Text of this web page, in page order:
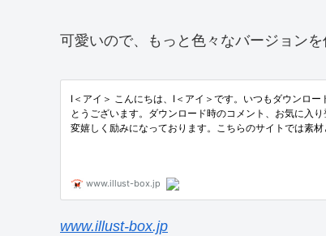
可愛いので、もっと色々なバージョンを
www.illust-box.jp